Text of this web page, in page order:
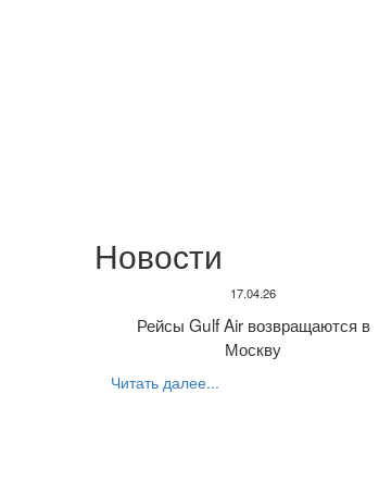
Новости
17.04.26
Рейсы Gulf Air возвращаются в
Москву
Читать далее...